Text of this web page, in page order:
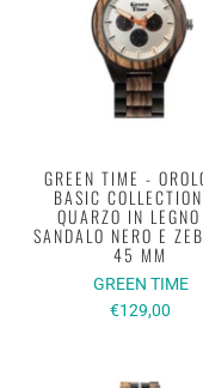
GREEN TIME -
BASIC
QUARZO IN
SANDALO NERO E
45 MM
GREEN TIME
€129,00